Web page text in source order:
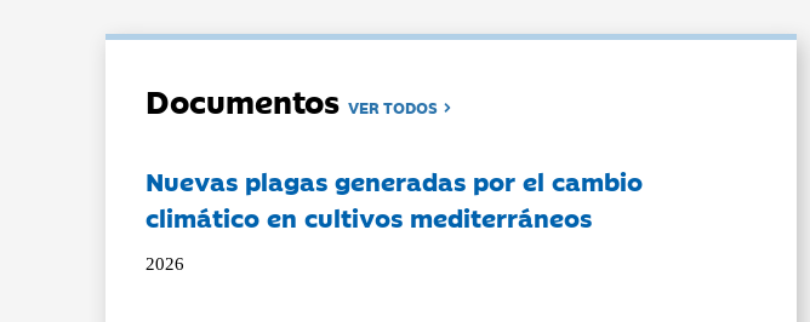
DocumentosVER TODOS
Nuevas plagas generadas por el cambio
climático en cultivos mediterráneos
2026